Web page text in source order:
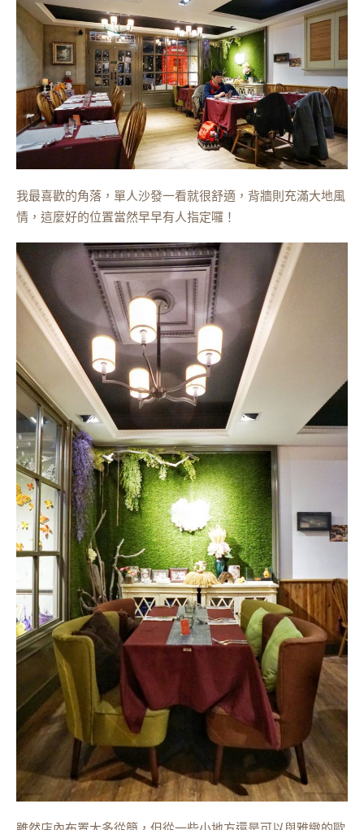
我最喜歡的角落，單人沙發一看就很舒適，背牆則充滿大地風
情，這麼好的位置當然早早有人指定囉！